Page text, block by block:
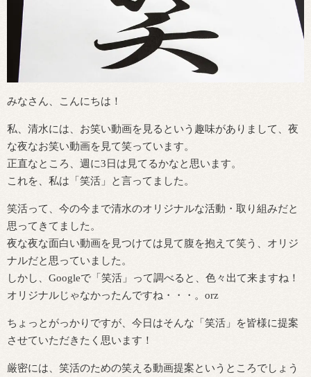
みなさん、こんにちは！
私、清水には、お笑い動画を見るという趣味がありまして、夜
な夜なお笑い動画を見て笑っています。
正直なところ、週に3日は見てるかなと思います。
これを、私は「笑活」と言ってました。
笑活って、今の今まで清水のオリジナルな活動・取り組みだと
思ってきてました。
夜な夜な面白い動画を見つけては見て腹を抱えて笑う、オリジ
ナルだと思っていました。
しかし、Googleで「笑活」って調べると、色々出て来ますね！
オリジナルじゃなかったんですね・・・。orz
ちょっとがっかりですが、今日はそんな「笑活」を皆様に提案
させていただきたく思います！
厳密には、笑活のための笑える動画提案というところでしょう